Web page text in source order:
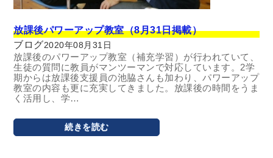
放課後パワーアップ教室（8月31日掲載）
ブログ2020年08月31日
放課後のパワーアップ教室（補充学習）が行われていて、
生徒の質問に教員がマンツーマンで対応しています。2学
期からは放課後支援員の池脇さんも加わり、パワーアップ
教室の内容も更に充実してきました。放課後の時間をうま
く活用し、学…
続きを読む